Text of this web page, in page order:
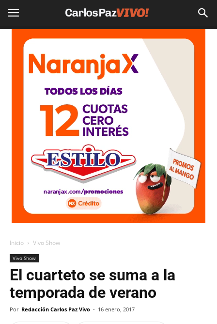
Inicio Vivo Show
Vivo Show
El cuarteto se suma a la
temporada de verano
Por Redacción Carlos Paz Vivo - 16 enero, 2017